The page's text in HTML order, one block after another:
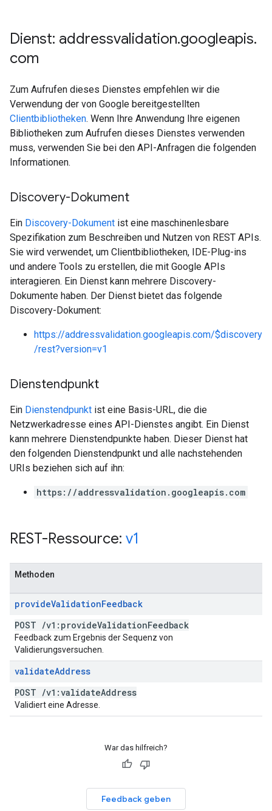
Dienst: addressvalidation.googleapis.
com
Zum Aufrufen dieses Dienstes empfehlen wir die
Verwendung der von Google bereitgestellten
Clientbibliotheken. Wenn Ihre Anwendung Ihre eigenen
Bibliotheken zum Aufrufen dieses Dienstes verwenden
muss, verwenden Sie bei den API-Anfragen die folgenden
Informationen.
Discovery-Dokument
Ein Discovery-Dokument ist eine maschinenlesbare
Spezifikation zum Beschreiben und Nutzen von REST APIs.
Sie wird verwendet, um Clientbibliotheken, IDE-Plug-ins
und andere Tools zu erstellen, die mit Google APIs
interagieren. Ein Dienst kann mehrere Discovery-
Dokumente haben. Der Dienst bietet das folgende
Discovery-Dokument:
https://addressvalidation.googleapis.com/$discovery
/rest?version=v1
Dienstendpunkt
Ein Dienstendpunkt ist eine Basis-URL, die die
Netzwerkadresse eines API-Dienstes angibt. Ein Dienst
kann mehrere Dienstendpunkte haben. Dieser Dienst hat
den folgenden Dienstendpunkt und alle nachstehenden
URIs beziehen sich auf ihn:
https://addressvalidation.googleapis.com
REST-Ressource: v1
Methoden
provideValidationFeedback
POST /v1:provideValidationFeedback
Feedback zum Ergebnis der Sequenz von
Validierungsversuchen.
validateAddress
POST /v1:validateAddress
Validiert eine Adresse.
War das hilfreich?
Feedback geben